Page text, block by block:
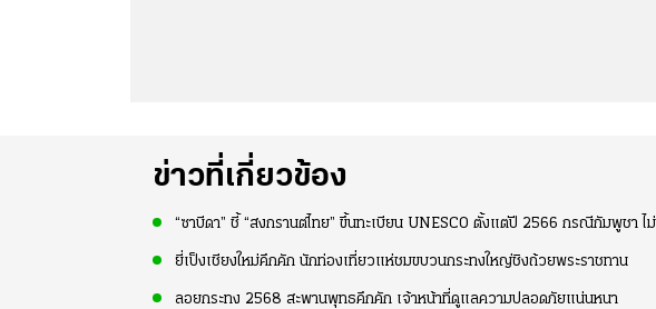
ข่าวที่เกี่ยวข้อง
“ซาบีดา” ชี้ “สงกรานต์ไทย” ขึ้นทะเบียน UNESCO ตั้งแต่ปี 2566 กรณีกัมพูชา ไ
ยี่เป็งเชียงใหม่คึกคัก นักท่องเที่ยวแห่ชมขบวนกระทงใหญ่ชิงถ้วยพระราชทาน
ลอยกระทง 2568 สะพานพุทธคึกคัก เจ้าหน้าที่ดูแลความปลอดภัยแน่นหนา